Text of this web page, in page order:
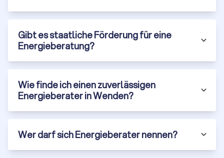
Hersteller oder Dienstleister gebunden. Daher können sie
eine objektive und neutrale Beratung anbieten. Dies stellt
sicher, dass die empfohlenen Maßnahmen ausschließlich im
Interesse des Kunden und der Energieeffizienz stehen.
Trustlocal hilft bei Ihrer Energieberatung in
Wenden
Eine effiziente Energieberatung ist entscheidend, um Ihr
kostensparend zu gestalten. Von der Analyse Ihres
Gibt es staatliche Förderung für eine
Energieberatung?
Wie finde ich einen zuverlässigen
Energieberater in Wenden?
Wer darf sich Energieberater nennen?